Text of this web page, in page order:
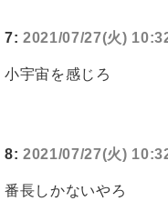
7: 2021/07/27(火)
小宇宙を感じろ
8: 2021/07/27(火)
番長しかないやろ